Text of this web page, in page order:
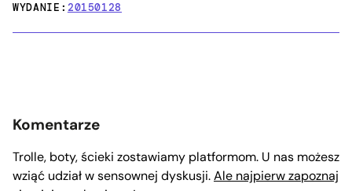
WYDANIE:20150128
Komentarze
Trolle, boty, ścieki zostawiamy platformom. U nas możesz
wziąć udział w sensownej dyskusji.Ale najpierw zapoznaj